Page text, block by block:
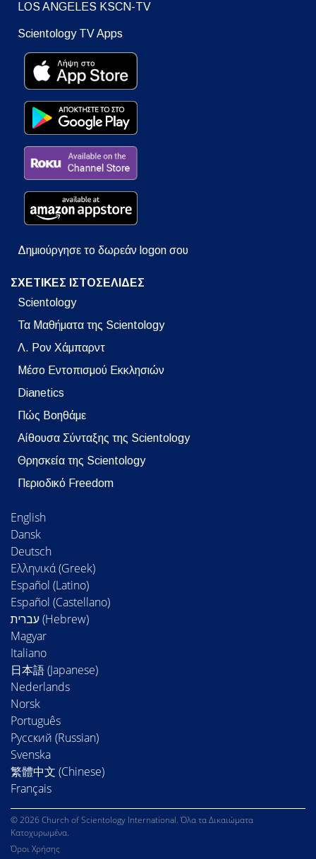
LOS ANGELES KSCN-TV
Scientology TV Apps
Δημιούργησε το δωρεάν logon σου
ΣΧΕΤΙΚΕΣ ΙΣΤΟΣΕΛΙΔΕΣ
Scientology
Τα Μαθήματα της Scientology
Λ. Ρον Χάμπαρντ
Μέσο Εντοπισμού Εκκλησιών
Dianetics
Πώς Βοηθάμε
Αίθουσα Σύνταξης της Scientology
Θρησκεία της Scientology
Περιοδικό Freedom
English
Dansk
Deutsch
Ελληνικά (Greek)
Español (Latino)
Español (Castellano)
Magyar
Italiano
日本語 (Japanese)
Nederlands
Norsk
Português
Русский (Russian)
Svenska
繁體中文 (Chinese)
Français
© 2026 Church of Scientology International. Όλα τα Δικαιώματα
Κατοχυρωμένα.
Όροι Χρήσης